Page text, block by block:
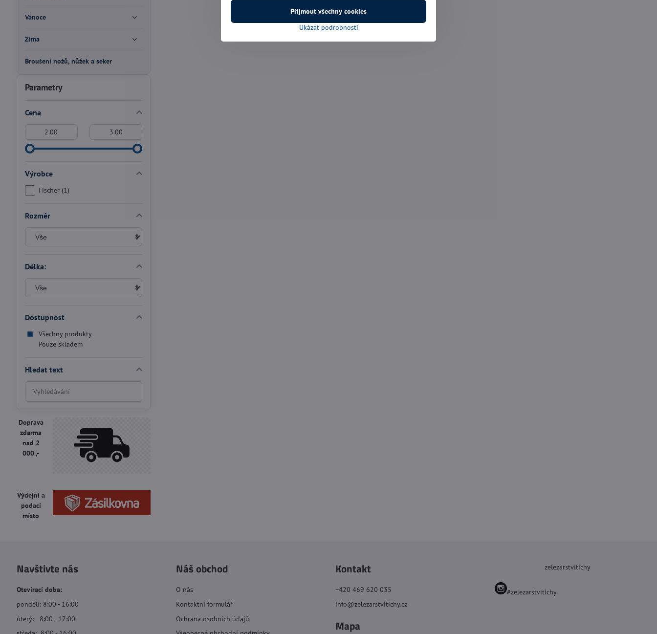
Parametry
Cena
Výrobce
Fischer (1)
Rozměr
Délka:
Dostupnost
Všechny produkty
Pouze skladem
Hledat text
Prohledat
výsledky
fulltextem
Vánoce
Zima
Broušení nožů, nůžek a seker
Doprava
zdarma
nad 2
000 ,-
Výdejní a
podací
místo
Navštivte nás
Otevírací doba:
pondělí: 8:00 - 16:00
úterý: 8:00 - 17:00
Náš obchod
O nás
Kontaktní formulář
Ochrana osobních údajů
Kontakt
+420 469 620 035
info@zelezarstvitichy.cz
Mapa
zelezarstvitichy
#zelezarstvitichy
Ukázat podrobnosti
Přijmout všechny cookies